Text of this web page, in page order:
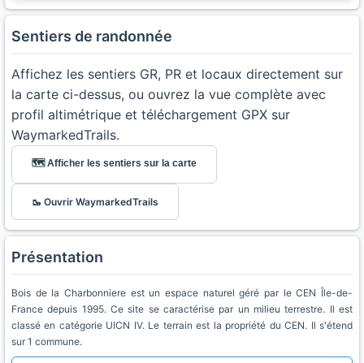
Sentiers de randonnée
Affichez les sentiers GR, PR et locaux directement sur
la carte ci-dessus, ou ouvrez la vue complète avec
profil altimétrique et téléchargement GPX sur
WaymarkedTrails.
🗺️ Afficher les sentiers sur la carte
🥾 Ouvrir WaymarkedTrails
Présentation
Bois de la Charbonniere est un espace naturel géré par le CEN Île-de-
France depuis 1995. Ce site se caractérise par un milieu terrestre. Il est
classé en catégorie UICN IV. Le terrain est la propriété du CEN. Il s'étend
sur 1 commune.